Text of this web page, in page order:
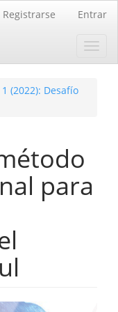
Registrarse Entrar
(2022): Desafío
para